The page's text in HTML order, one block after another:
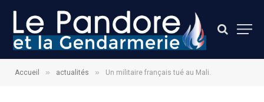
Accueil » actualités » Un militaire français tué au Mali.